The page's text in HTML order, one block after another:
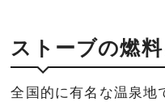
ストーブの燃
全国的に有名な温泉地